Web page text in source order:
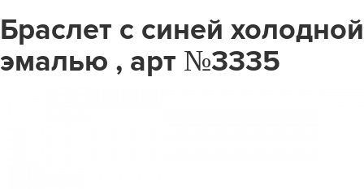
Браслет с синей холодной
эмалью , арт №3335